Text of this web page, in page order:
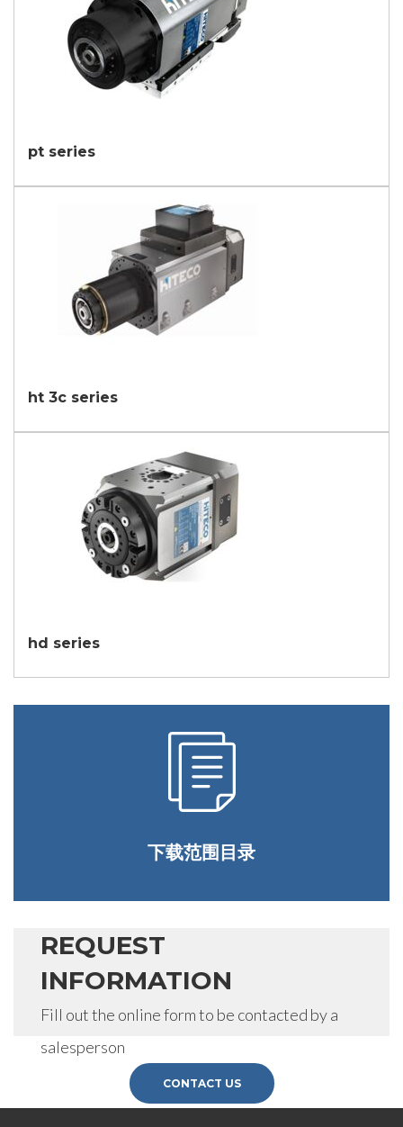
pt series
ht 3c series
hd series
下载范围目录
REQUEST
INFORMATION
Fill out the online form to be contacted by a
salesperson
CONTACT US